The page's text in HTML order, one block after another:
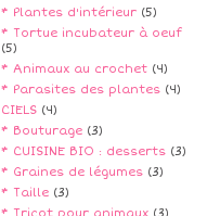
* Plantes d'intérieur (5)
* Tortue incubateur à oeuf
(5)
* Animaux au crochet (4)
* Parasites des plantes (4)
CIELS (4)
* Bouturage (3)
* CUISINE BIO : desserts (3)
* Graines de légumes (3)
* Taille (3)